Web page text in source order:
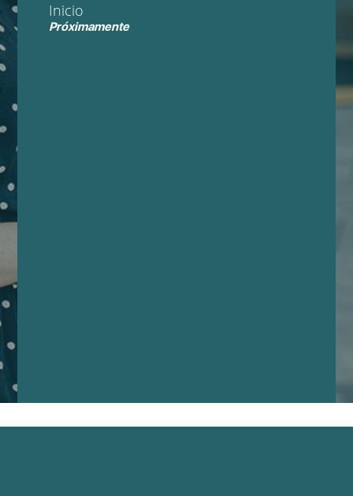
Inicio
Próximamente